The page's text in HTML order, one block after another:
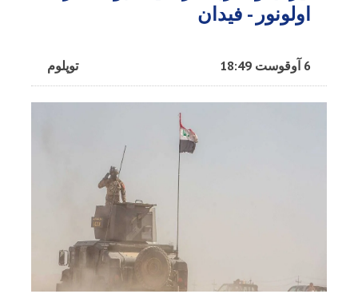
اولونور - فیدان
توپلوم 6 آوقوست 18:49